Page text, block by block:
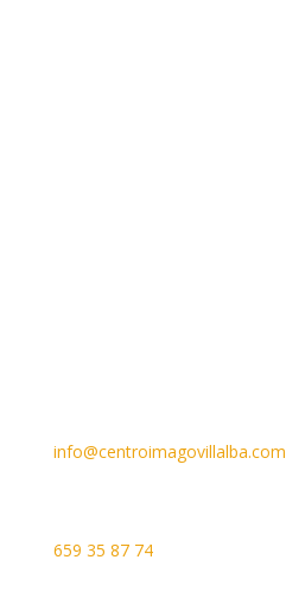
info@centroimagovillalba.com
659 35 87 74